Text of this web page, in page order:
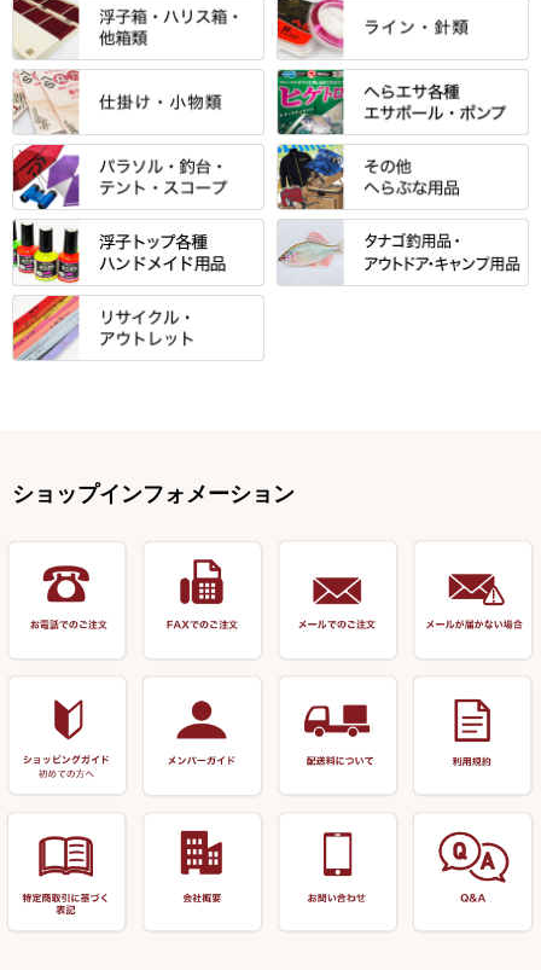
スモールクロコダイルシリーズ
エクセーヌ・スエードシリーズ
バッグ・小物ケース・ワッペン
クッション・シート・スカー
ト・エプロン
保護ケース
アクリルシリーズ・アクセサリ
万力付お膳
クワセ皿・コブ皿・角皿
浮子筒・浮子箱・ハリス箱・玉
ノ柄スタンド
小物箱・うどん箱・うどん皿
ハサミケース
カウンター
針外し・糸ほどき
ダイワ
がまかつ
サクラ・NISSIN・合成竿・他
光竹作 カーボン竿掛・玉ノ柄
匠絆・かちどき・旋（めぐ
る）・千望・千尋・悠月・その
他
すべて
当店オリジナル「勝俊」作
光竹 製品
松村作（万力）
松村作（先受・その他）
万久作
岐山 製品
逍遥（しょうよう）
玉網（高級品）
替網・仕付糸
玉置（高級品）
万力付お膳・うどん皿
先受・メスネジ・その他
すべて
忠相・一志
昴 ・TOMO
りきや ・ 大祐
心也・士天・狂鬼
伊吹 ・ SATTO
KEN∑HI【ケンシ】
すべて
金鯱 シリーズ
浮子箱
浮子立て・浮子筒
ハリスケース
仕掛箱・小物箱
ハリスメジャー系
すべて
東レ・ラーヂ
サンライン ・ ダン
鬼掛・MARUTO
すべて
ウキ止めストッパー・糸・チュ
ーブ
ウキゴム 遊動式
松葉仕掛用
底取りアイテム
ハサミ
すべて
マルキュー 麩系
マルキュー その他
ポンプ絞り器・ポンプ類
すべて
パラソル
テント
リーズ
釣台 釣宝・その他
すべて
バック＆ロッドケース
偏光サングラス
小物ケース・保護ケース
防寒コーナー
すべて
浮子用素材
塗料用 筆
装飾品
リサイクル 竹竿（～19,999円）
リサイクル 竹竿（深山）
リサイクル 浮子
リサイクル 玉網・玉置・フラ
リサイクル 浮子箱・浮子筒・
アウトレット商品
ショップインフォメーション